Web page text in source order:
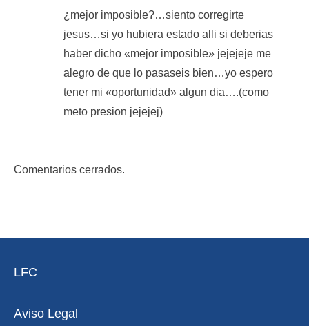
¿mejor imposible?…siento corregirte
jesus…si yo hubiera estado alli si deberias
haber dicho «mejor imposible» jejejeje me
alegro de que lo pasaseis bien…yo espero
tener mi «oportunidad» algun dia….(como
meto presion jejejej)
Comentarios cerrados.
LFC
Aviso Legal